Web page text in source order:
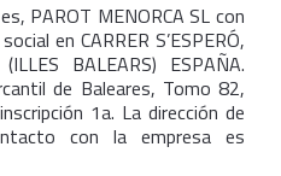
PAROT MENORCA SL con
en CARRER S’ESPERÓ,
BALEARS) ESPAÑA.
de Baleares, Tomo 82,
1a. La dirección de
con la empresa es